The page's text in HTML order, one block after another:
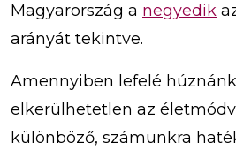
Magyarország a negyedik
arányát tekintve.
Amennyiben lefelé
elkerülhetetlen az
különböző, számunkra